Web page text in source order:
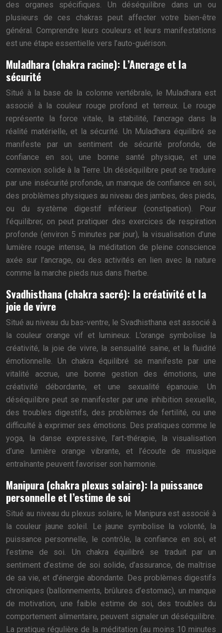
des organes spécifiques. Un déséquilibre dans un ou
plusieurs de ces chakras peut affecter votre bien-être
général. Comprendre leurs couleurs et leurs manifestations
est une étape essentielle vers l’auto-guérison.
Muladhara (chakra racine): L’Ancrage et la
sécurité
Situé à la base de la colonne vertébrale, le Muladhara est
associé à la couleur rouge profond et terreux. Le rouge
représente la force vitale, la stabilité, l’ancrage dans la
réalité matérielle, et la sécurité. Un Muladhara équilibré se
manifeste par un sentiment de sécurité profonde, de
confiance en soi, une bonne santé physique, et une
connexion solide à la Terre. Un déséquilibre peut se traduire
par une insécurité profonde, un manque de confiance en soi,
des problèmes physiques au niveau des jambes, des pieds,
ou du système digestif inférieur (constipation). Pour
l’équilibrer, on peut pratiquer des exercices de respiration
profonde (environ 5 minutes par jour), la visualisation d’une
lumière rouge intense, la méditation de pleine conscience
axée sur l’ancrage, ou des activités en lien avec la nature
comme la marche pieds nus dans l’herbe.
Svadhisthana (chakra sacré): la créativité et la
joie de vivre
Situé au niveau du bas-ventre, le Svadhisthana est associé à
la couleur orange vif et lumineux. L’orange symbolise la
créativité, la joie de vivre, la sensualité saine, et la fluidité
émotionnelle. Un chakra équilibré se manifeste par une
vitalité accrue, une bonne gestion des émotions, une
créativité débordante, et une sexualité épanouie. Un
déséquilibre peut se manifester par une inhibition sexuelle,
des troubles digestifs, des problèmes de fertilité, ou une
difficulté à exprimer ses émotions. Des pratiques comme le
yoga, la danse expressive, l’art-thérapie, la visualisation
d’une lumière orange vibrante, et l’écoute de musique
entraînante peuvent favoriser son harmonie.
Manipura (chakra plexus solaire): la puissance
personnelle et l’estime de soi
Situé au niveau du plexus solaire, le Manipura est associé à
la couleur jaune soleil. Le jaune symbolise la volonté, la
puissance personnelle, le contrôle, la confiance en soi, et
l’estime de soi. Un chakra équilibré se traduit par un
sentiment d’estime de soi solide, d’assurance, de maîtrise
de sa vie, et d’énergie abondante. Des problèmes digestifs
chroniques (ballonnements, brûlures d’estomac), un manque
de motivation, une faible estime de soi, des troubles du
comportement alimentaire, peuvent signaler un déséquilibre.
La pratique régulière de la méditation (au moins 10 minutes